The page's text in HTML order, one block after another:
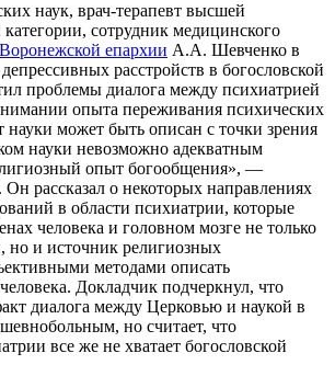
наук, врач-терапевт высшей
сотрудник медицинского
Воронежской епархии А.А. Шевченко в
расстройств в богословской
проблемы диалога между психиатрией
опыта переживания психических
науки может быть описан с точки зрения
науки невозможно адекватным
опыт богообщения», —
рассказал о некоторых направлениях
в области психиатрии, которые
человека и головном мозге не только
но и источник религиозных
методами описать
Докладчик подчеркнул, что
диалога между Церковью и наукой в
но считает, что
все же не хватает богословской